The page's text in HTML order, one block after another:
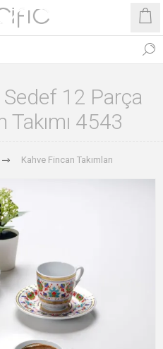
12 Parça
Takımı 4543
Kahve Fincan Takımları